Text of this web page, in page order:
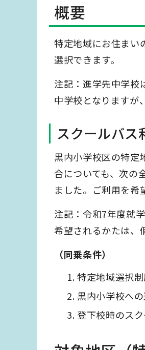
概要
特定地域にお住まい
選択できます。
注記：進学先中学校
中学校となりますが
スクールバス
黒内小学校区の特定
合についても、次の
ました。ご利用を希
注記：令和7年度就
希望されるかたは、
（同乗条件）
特定地域選択
黒内小学校へ
登下校時のス